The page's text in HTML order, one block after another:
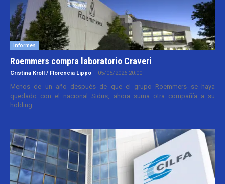
Informes
Roemmers compra laboratorio Craveri
Cristina Kroll / Florencia Lippo - 05/05/2026 20:00
Menos de un año después de que el grupo Roemmers se haya
quedado con el nacional Sidus, ahora suma otra compañía a su
holding....